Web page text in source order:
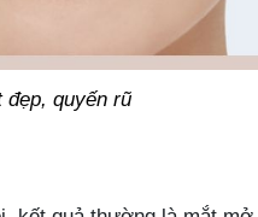
đẹp, quyến rũ